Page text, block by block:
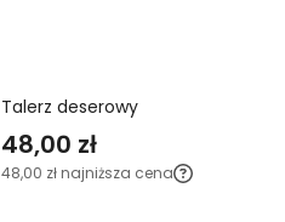
Talerz deserowy
48,00 zł
48,00 zł najniższa cena